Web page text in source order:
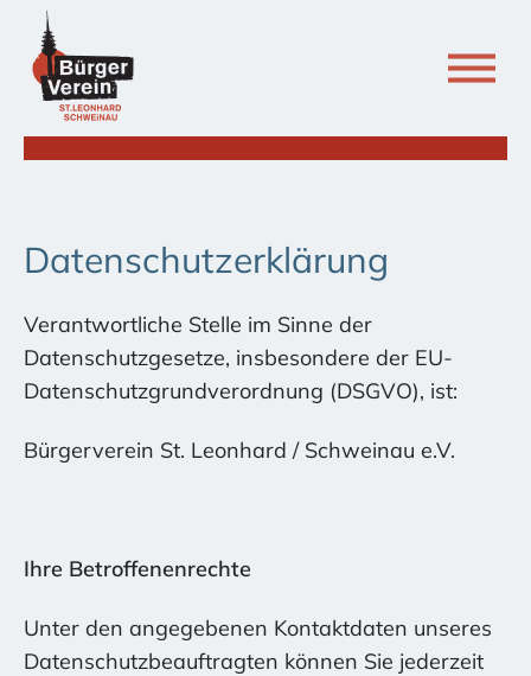
Datenschutzerklärung
Verantwortliche Stelle im Sinne der
Datenschutzgesetze, insbesondere der EU-
Datenschutzgrundverordnung (DSGVO), ist:
Bürgerverein St. Leonhard / Schweinau e.V.
Ihre Betroffenenrechte
Unter den angegebenen Kontaktdaten unseres
Datenschutzbeauftragten können Sie jederzeit